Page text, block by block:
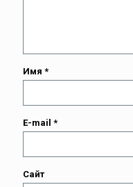
Имя *
E-mail *
Сайт